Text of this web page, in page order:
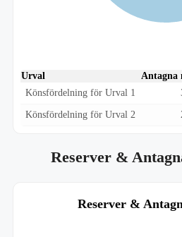
Urval Antagna
Könsfördelning för Urval 1
Könsfördelning för Urval 2
Reserver &
Reserver &